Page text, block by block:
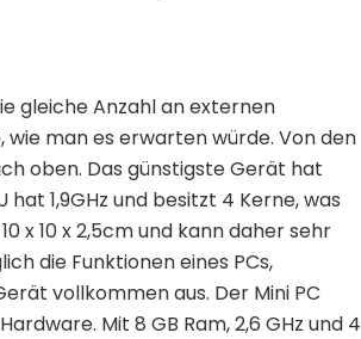
gleiche Anzahl an externen
wie man es erwarten würde. Von den
oben. Das günstigste Gerät hat
1,9GHz und besitzt 4 Kerne, was
x 10 x 2,5cm und kann daher sehr
die Funktionen eines PCs,
vollkommen aus. Der Mini PC
Mit 8 GB Ram, 2,6 GHz und 4